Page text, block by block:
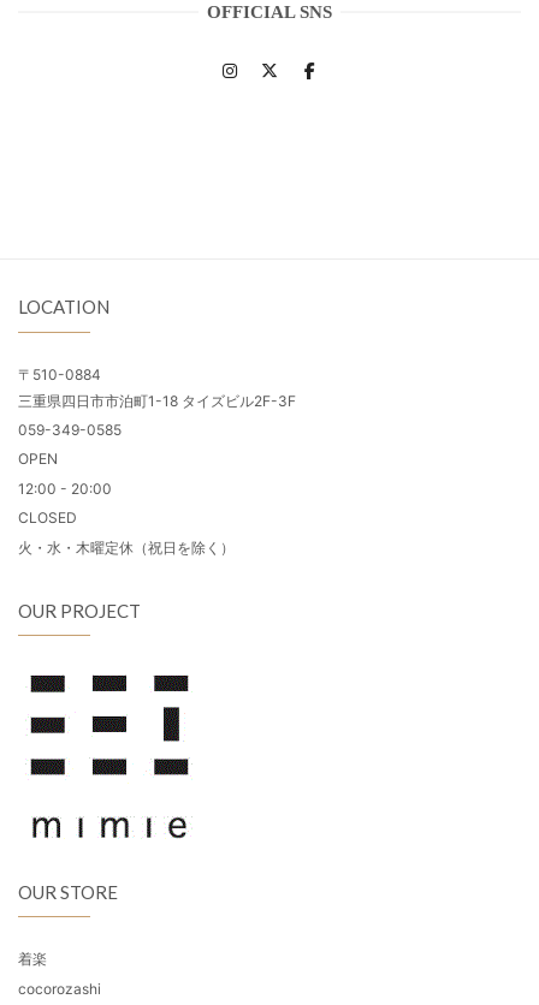
OFFICIAL SNS
LOCATION
〒510-0884
三重県四日市市泊町1-18 タイズビル2F-3F
059-349-0585
OPEN
12:00 - 20:00
CLOSED
火・水・木曜定休（祝日を除く）
OUR PROJECT
OUR STORE
着楽
cocorozashi